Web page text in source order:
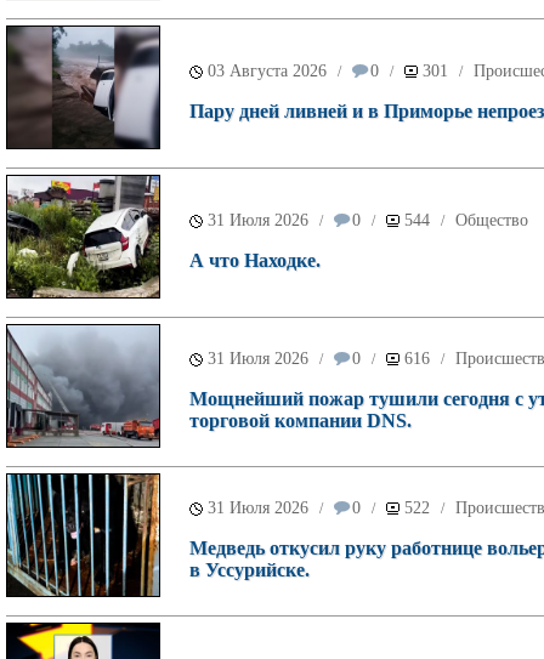
03 Августа 2026 / 0 / 301 /
Пару дней ливней и в Приморье
31 Июля 2026 / 0 / 544 / Общество
А что Находке.
31 Июля 2026 / 0 / 616 /
Мощнейший пожар тушили сегодня с
торговой компании DNS.
31 Июля 2026 / 0 / 522 /
Медведь откусил руку работнице
в Уссурийске.